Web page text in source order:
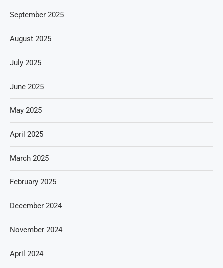
September 2025
August 2025
July 2025
June 2025
May 2025
April 2025
March 2025
February 2025
December 2024
November 2024
April 2024